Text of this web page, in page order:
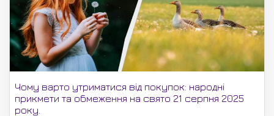
Чому варто утриматися від покупок: народні
прикмети та обмеження на свято 21 серпня 2025
року.